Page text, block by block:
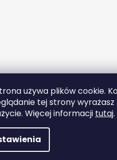
używa plików cookie.
tej strony wyrażasz
Więcej informacji tutaj.
zastrzeżone.